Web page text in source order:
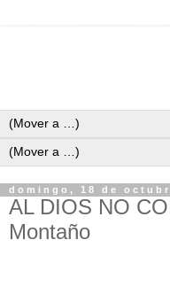
domingo, 18 de
AL DIOS NO
Montaño